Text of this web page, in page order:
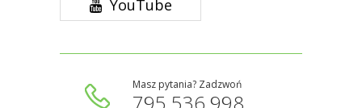
YouTube
Masz pytania? Zadzwoń